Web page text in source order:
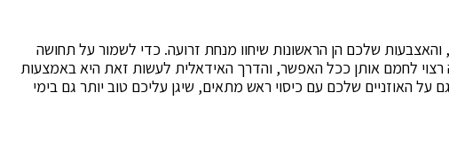
והאצבעות שלכם הן הראשונות שיחוו מנחת זרועה. כדי לשמור על תחושה
רצוי לחמם אותן ככל האפשר, והדרך האידאלית לעשות זאת היא באמצעות
על האוזניים שלכם עם כיסוי ראש מתאים, שיגן עליכם טוב יותר גם בימי